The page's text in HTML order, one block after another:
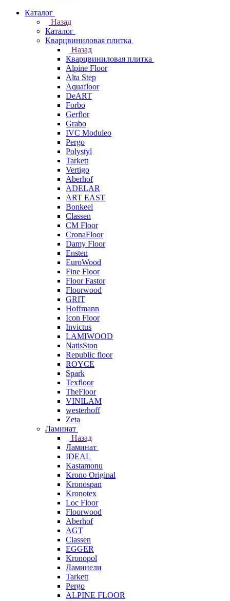
Каталог
Назад
Каталог
Кварцвиниловая плитка
Назад
Кварцвиниловая плитка
Alpine Floor
Alta Step
Aquafloor
DeART
Forbo
Gerflor
Grabo
IVC Moduleo
Pergo
Polystyl
Tarkett
Vertigo
Aberhof
ADELAR
ART EAST
Bonkeel
Classen
CM Floor
CronaFloor
Damy Floor
Ensten
EuroWood
Fine Floor
Floor Fastor
Floorwood
GRIT
Hoffmann
Icon Floor
Invictus
LAMIWOOD
NatisSton
Republic floor
ROYCE
Spark
Texfloor
TheFloor
VINILAM
westerhoff
Zeta
Ламинат
Назад
Ламинат
IDEAL
Kastamonu
Krono Original
Kronospan
Kronotex
Loc Floor
Floorwood
Aberhof
AGT
Classen
EGGER
Kronopol
Ламинели
Tarkett
Pergo
ALPINE FLOOR